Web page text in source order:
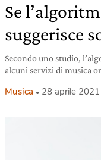
Se
suggerisce
Secondo uno studio,
alcuni servizi di musica
Musica 28 aprile 2021